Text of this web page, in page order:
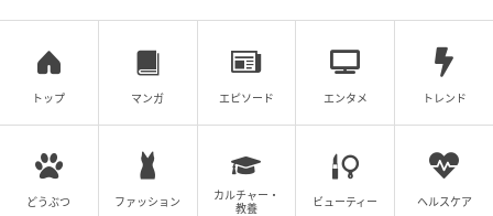
トップ マンガ エピソード エンタメ トレンド
どうぶつ ファッション
カルチャー・
教養
ビューティー ヘルスケア